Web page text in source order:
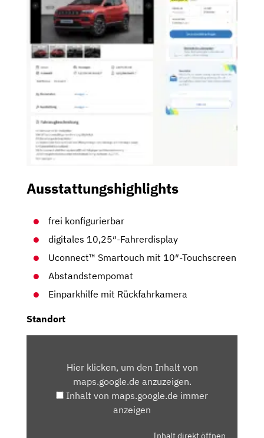
Ausstattungshighlights
frei konfigurierbar
digitales 10,25″-Fahrerdisplay
Uconnect™ Smartouch mit 10″-Touchscreen
Abstandstempomat
Einparkhilfe mit Rückfahrkamera
Standort
MAPS.GOOGLE.DEHier klicken, um den Inhalt von
maps.google.de anzuzeigen.
Inhalt von maps.google.de immer
anzeigen
Inhalt direkt öffnen